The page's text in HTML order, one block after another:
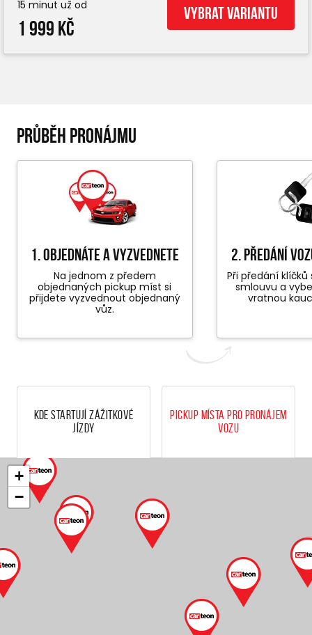
15 minut už od
1 999 Kč
Vybrat variantu
PRŮBĚH PRONÁJMU
1. objednáte a vyzvednete
Na jednom z předem
objednaných pickup míst si
přijdete vyzvednout objednaný
vůz.
2. předání
Při předání
smlouvu a
vratnou
Kde startují zážitkové
jízdy
Pickup místa pro pronájem
vozu
+
−